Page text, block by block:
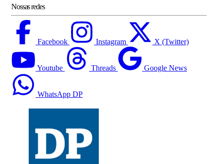
Nossas redes
Facebook Instagram X (Twitter)
Youtube Threads Google News
WhatsApp DP